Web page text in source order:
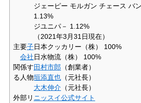
ジェーピー モルガン チェース バ
1.13%
ジユニパ－ 1.12%
（2021年3月31日現在）
主要子
会社
日本クッカリー（株） 100%
日水物流（株） 100%
関係す
る人物
田村市郎 （創業者）
垣添直也 （元社長）
大木伸介 （元社長）
外部リ ニッスイ公式サイト